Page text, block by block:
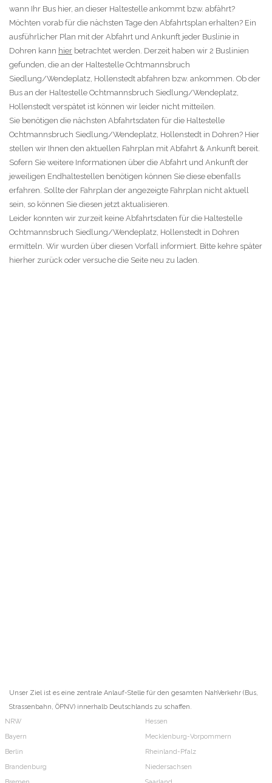
wann Ihr Bus hier, an dieser Haltestelle ankommt bzw. abfährt?
Möchten vorab für die nächsten Tage den Abfahrtsplan erhalten? Ein
ausführlicher Plan mit der Abfahrt und Ankunft jeder Buslinie in
Dohren kann hier betrachtet werden. Derzeit haben wir 2 Buslinien
gefunden, die an der Haltestelle Ochtmannsbruch
Siedlung/Wendeplatz, Hollenstedt abfahren bzw. ankommen. Ob der
Bus an der Haltestelle Ochtmannsbruch Siedlung/Wendeplatz,
Hollenstedt verspätet ist können wir leider nicht mitteilen.
Sie benötigen die nächsten Abfahrtsdaten für die Haltestelle
Ochtmannsbruch Siedlung/Wendeplatz, Hollenstedt in Dohren? Hier
stellen wir Ihnen den aktuellen Fahrplan mit Abfahrt & Ankunft bereit.
Sofern Sie weitere Informationen über die Abfahrt und Ankunft der
jeweiligen Endhaltestellen benötigen können Sie diese ebenfalls
erfahren. Sollte der Fahrplan der angezeigte Fahrplan nicht aktuell
sein, so können Sie diesen jetzt aktualisieren.
Leider konnten wir zurzeit keine Abfahrtsdaten für die Haltestelle
Ochtmannsbruch Siedlung/Wendeplatz, Hollenstedt in Dohren
ermitteln. Wir wurden über diesen Vorfall informiert. Bitte kehre später
hierher zurück oder versuche die Seite neu zu laden.
Unser Ziel ist es eine zentrale Anlauf-Stelle für den gesamten NahVerkehr (Bus,
Strassenbahn, ÖPNV) innerhalb Deutschlands zu schaffen.
NRW
Bayern
Berlin
Brandenburg
Hessen
Mecklenburg-Vorpommern
Rheinland-Pfalz
Niedersachsen